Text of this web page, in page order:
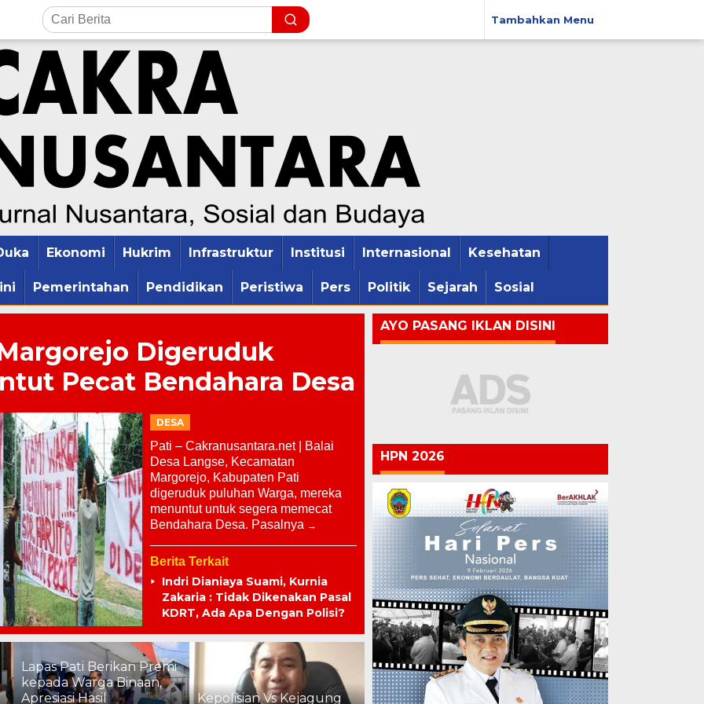
Tambahkan Menu
Ekonomi Hukrim Infrastruktur Institusi Internasional Kesehatan
Pemerintahan Pendidikan Peristiwa Pers Politik Sejarah Sosial
Digeruduk
Pecat Bendahara Desa
DESA
Pati – Cakranusantara.net | Balai
Desa Langse, Kecamatan
Margorejo, Kabupaten Pati
digeruduk puluhan Warga, mereka
menuntut untuk segera memecat
Bendahara Desa. Pasalnya
Berita Terkait
Indri Dianiaya Suami, Kurnia
Zakaria : Tidak Dikenakan Pasal
KDRT, Ada Apa Dengan Polisi?
Lapas Pati Berikan Premi
kepada Warga Binaan,
Apresiasi Hasil
Kepolisian Vs Kejagung
Polri vs Kejagung: Ketika
Penegak Hukum Saling
Chandra: Pati 703
AYO PASANG IKLAN DISINI
HPN 2026